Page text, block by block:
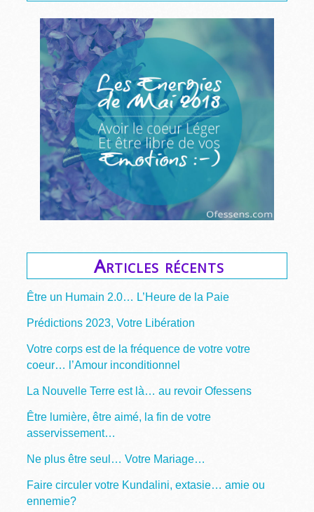
Articles récents
Être un Humain 2.0… L’Heure de la Paie
Prédictions 2023, Votre Libération
Votre corps est de la fréquence de votre votre
coeur… l’Amour inconditionnel
La Nouvelle Terre est là… au revoir Ofessens
Être lumière, être aimé, la fin de votre
asservissement…
Ne plus être seul… Votre Mariage…
Faire circuler votre Kundalini, extasie… amie ou
ennemie?